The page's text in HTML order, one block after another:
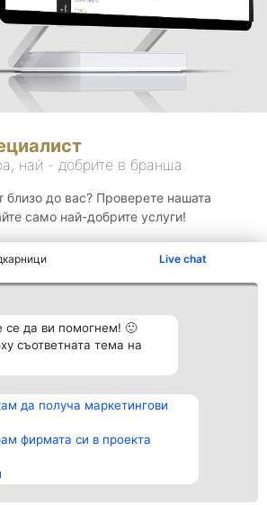
Live chat
се да ви помогнем! 🙂
съответната тема на
да получа маркетингови
фирмата си в проекта
най - добрите в бранша.
близо до вас? Проверете нашата
само най-добрите услуги!
Класация
всички
Статут/Устав
Контакти